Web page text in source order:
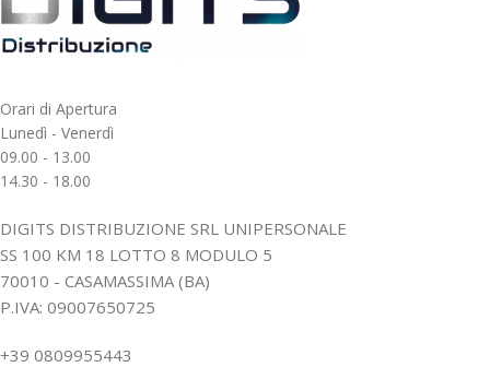
Orari di Apertura
Lunedì - Venerdì
09.00 - 13.00
14.30 - 18.00
DIGITS DISTRIBUZIONE SRL UNIPERSONALE
SS 100 KM 18 LOTTO 8 MODULO 5
70010 - CASAMASSIMA (BA)
P.IVA: 09007650725
+39 0809955443